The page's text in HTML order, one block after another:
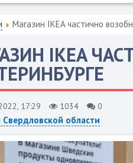
Магазин IKEA частично
IKEA
17:29 1034 0
Свердловской области